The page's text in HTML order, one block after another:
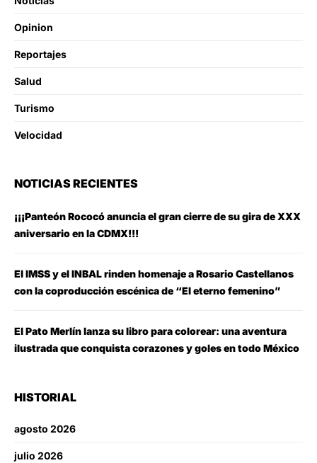
Opinion
Reportajes
Salud
Turismo
Velocidad
NOTICIAS RECIENTES
¡¡¡Panteón Rococó anuncia el gran cierre de su gira de XXX
aniversario en la CDMX!!!
El IMSS y el INBAL rinden homenaje a Rosario Castellanos
con la coproducción escénica de “El eterno femenino”
El Pato Merlín lanza su libro para colorear: una aventura
ilustrada que conquista corazones y goles en todo México
HISTORIAL
agosto 2026
julio 2026